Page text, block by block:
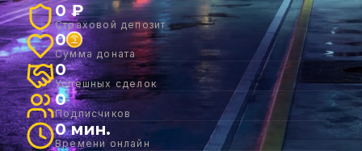
0 ₽
Страховой депозит
0
Сумма доната
0
Успешных сделок
0
Подписчиков
0 мин.
Времени онлайн